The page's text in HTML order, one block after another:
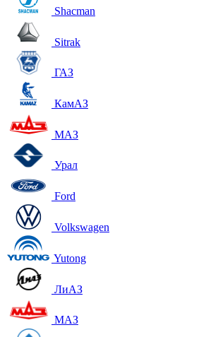
Shacman
Sitrak
ГАЗ
КамАЗ
МАЗ
Урал
Ford
Volkswagen
Yutong
ЛиАЗ
МАЗ